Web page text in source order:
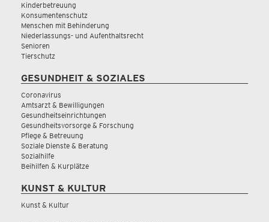
Kinderbetreuung
Konsumentenschutz
Menschen mit Behinderung
Niederlassungs- und Aufenthaltsrecht
Senioren
Tierschutz
GESUNDHEIT & SOZIALES
Coronavirus
Amtsarzt & Bewilligungen
Gesundheitseinrichtungen
Gesundheitsvorsorge & Forschung
Pflege & Betreuung
Soziale Dienste & Beratung
Sozialhilfe
Beihilfen & Kurplätze
KUNST & KULTUR
Kunst & Kultur